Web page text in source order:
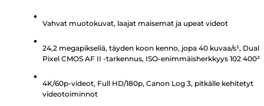
arvostelua
Vahvat muotokuvat, laajat maisemat ja upeat videot
24,2 megapikseliä, täyden koon kenno, jopa 40 kuvaa/s¹, Dual
Pixel CMOS AF II -tarkennus, ISO-enimmäisherkkyys 102 400²
4K/60p-videot, Full HD/180p, Canon Log 3, pitkälle kehitetyt
videotoiminnot